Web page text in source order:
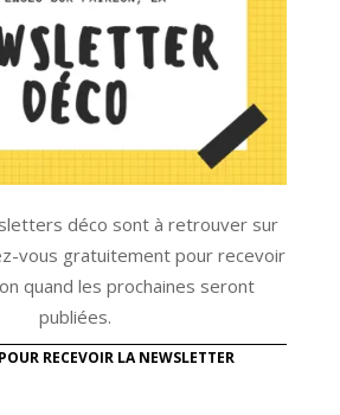
déco sont à retrouver sur
vous gratuitement pour recevoir
quand les prochaines seront
publiées.
RECEVOIR LA NEWSLETTER